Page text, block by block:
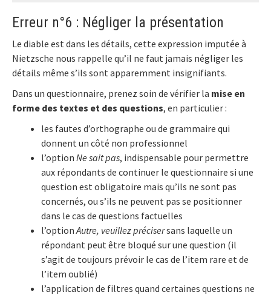
Erreur n°6 : Négliger la présentation
Le diable est dans les détails, cette expression imputée à
Nietzsche nous rappelle qu’il ne faut jamais négliger les
détails même s’ils sont apparemment insignifiants.
Dans un questionnaire, prenez soin de vérifier la mise en
forme des textes et des questions, en particulier :
les fautes d’orthographe ou de grammaire qui
donnent un côté non professionnel
l’option Ne sait pas, indispensable pour permettre
aux répondants de continuer le questionnaire si une
question est obligatoire mais qu’ils ne sont pas
concernés, ou s’ils ne peuvent pas se positionner
dans le cas de questions factuelles
l’optionAutre, veuillez précisersans laquelle un
répondant peut être bloqué sur une question (il
s’agit de toujours prévoir le cas de l’item rare et de
l’item oublié)
l’application de filtres quand certaines questions ne